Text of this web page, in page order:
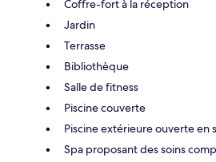
Coffre-fort à la réception
Jardin
Terrasse
Bibliothèque
Salle de fitness
Piscine couverte
Piscine extérieure ouverte en
Spa proposant des soins